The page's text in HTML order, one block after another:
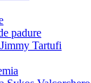
padure
Tartufi